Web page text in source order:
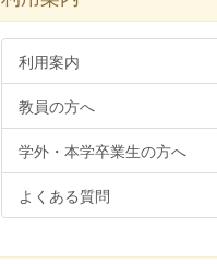
利用案内
教員の方へ
学外・本学卒業生の方へ
よくある質問